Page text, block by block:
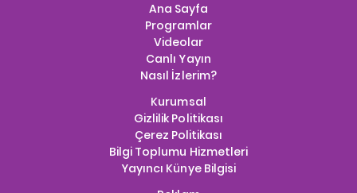
Ana Sayfa
Programlar
Videolar
Canlı Yayın
Nasıl İzlerim?
Kurumsal
Gizlilik Politikası
Çerez Politikası
Bilgi Toplumu Hizmetleri
Yayıncı Künye Bilgisi